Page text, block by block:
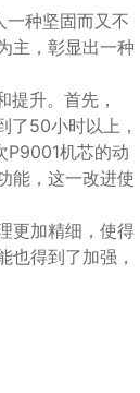
一种坚固而又不
主，彰显出一种
升。首先，
了50小时以上，
P9001机芯的动
能，这一改进使
更加精细，使得
也得到了加强，